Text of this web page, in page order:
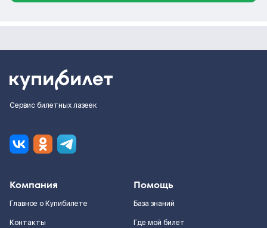
Сервис билетных лазеек
Компания
Главное о Купибилете
Контакты
Помощь
База знаний
Где мой билет